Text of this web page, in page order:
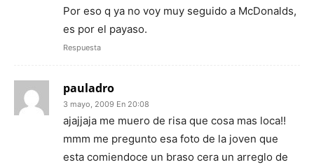
Por eso q ya no voy muy seguido a McDonalds,
es por el payaso.
Respuesta
pauladro
3 mayo, 2009 En 20:08
ajajjaja me muero de risa que cosa mas loca!!
mmm me pregunto esa foto de la joven que
esta comiendoce un braso cera un arreglo de